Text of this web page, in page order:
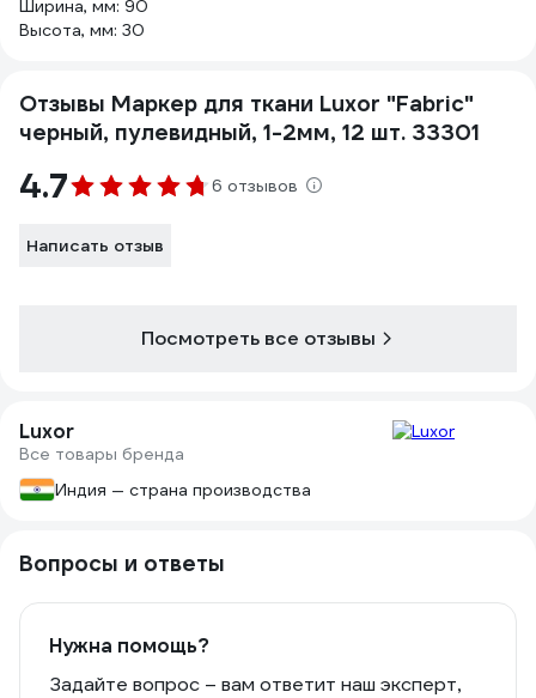
Ширина, мм: 90
Высота, мм: 30
Отзывы Маркер для ткани Luxor "Fabric"
черный, пулевидный, 1-2мм, 12 шт. 33301
4.7 6 отзывов
Написать отзыв
Посмотреть все отзывы
Luxor
Все товары бренда
Индия — страна производства
Вопросы и ответы
Нужна помощь?
Задайте вопрос – вам ответит наш эксперт,